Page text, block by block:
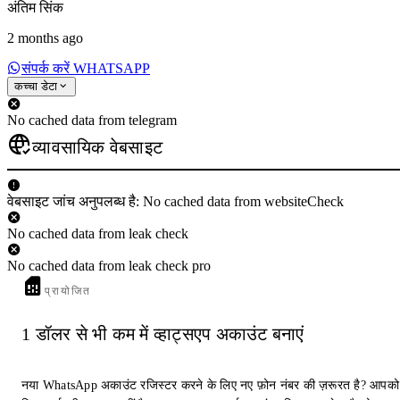
अंतिम सिंक
2 months ago
संपर्क करें WHATSAPP
कच्चा डेटा
No cached data from telegram
व्यावसायिक वेबसाइट
वेबसाइट जांच अनुपलब्ध है: No cached data from websiteCheck
No cached data from leak check
No cached data from leak check pro
प्रायोजित
1 डॉलर से भी कम में व्हाट्सएप अकाउंट बनाएं
नया WhatsApp अकाउंट रजिस्टर करने के लिए नए फ़ोन नंबर की ज़रूरत है? आपको